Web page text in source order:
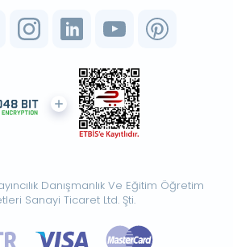
Danışmanlık Ve Eğitim Öğretim
Sanayi Ticaret Ltd. Şti.